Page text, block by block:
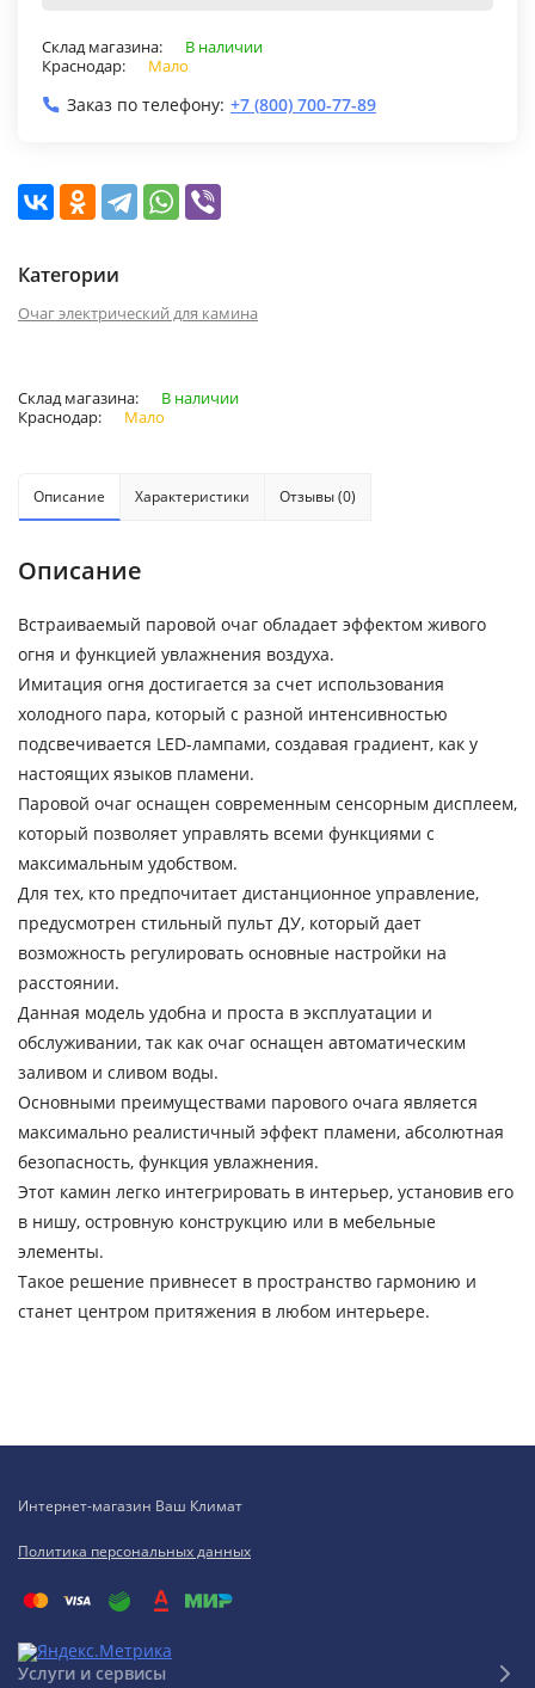
Склад магазина:
В наличии
Краснодар:
Мало
Заказ по телефону: +7 (800) 700-77-89
Категории
Очаг электрический для камина
Склад магазина:
В наличии
Краснодар:
Мало
Описание Характеристики Отзывы (0)
Описание
Встраиваемый паровой очаг обладает эффектом живого
огня и функцией увлажнения воздуха.
Имитация огня достигается за счет использования
холодного пара, который с разной интенсивностью
подсвечивается LED-лампами, создавая градиент, как у
настоящих языков пламени.
Паровой очаг оснащен современным сенсорным дисплеем,
который позволяет управлять всеми функциями с
максимальным удобством.
Для тех, кто предпочитает дистанционное управление,
предусмотрен стильный пульт ДУ, который дает
возможность регулировать основные настройки на
расстоянии.
Данная модель удобна и проста в эксплуатации и
обслуживании, так как очаг оснащен автоматическим
заливом и сливом воды.
Основными преимуществами парового очага является
максимально реалистичный эффект пламени, абсолютная
безопасность, функция увлажнения.
Этот камин легко интегрировать в интерьер, установив его
в нишу, островную конструкцию или в мебельные
элементы.
Такое решение привнесет в пространство гармонию и
станет центром притяжения в любом интерьере.
Интернет-магазин Ваш Климат
Политика персональных данных
Услуги и сервисы